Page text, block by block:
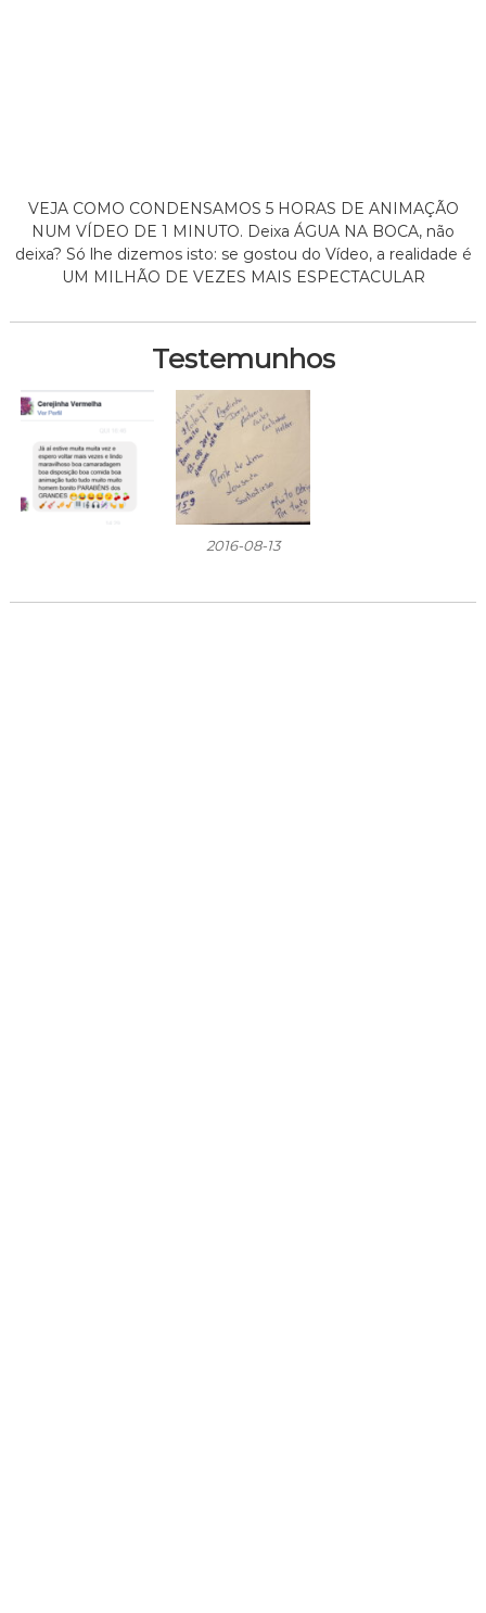
VEJA COMO CONDENSAMOS 5 HORAS DE ANIMAÇÃO
NUM VÍDEO DE 1 MINUTO. Deixa ÁGUA NA BOCA, não
deixa? Só lhe dizemos isto: se gostou do Vídeo, a realidade é
UM MILHÃO DE VEZES MAIS ESPECTACULAR
Testemunhos
2016-08-13